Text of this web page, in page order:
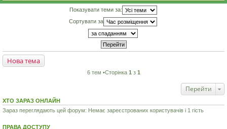
Показувати теми за:
Сортувати за
Нова тема
6 тем •Сторінка 1 з 1
Перейти
ХТО ЗАРАЗ ОНЛАЙН
Зараз переглядають цей форум: Немає зареєстрованих користувачів і 1 гість
ПРАВА ДОСТУПУ